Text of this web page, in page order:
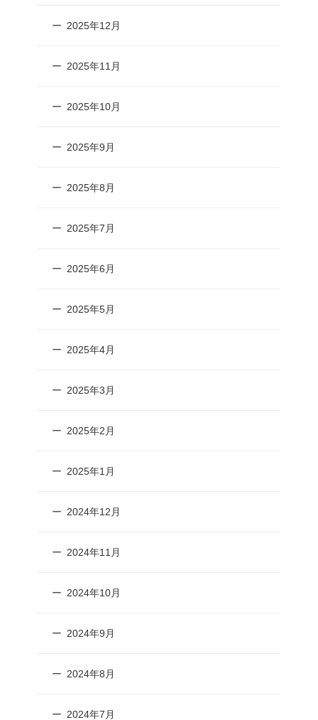
2025年12月
2025年11月
2025年10月
2025年9月
2025年8月
2025年7月
2025年6月
2025年5月
2025年4月
2025年3月
2025年2月
2025年1月
2024年12月
2024年11月
2024年10月
2024年9月
2024年8月
2024年7月